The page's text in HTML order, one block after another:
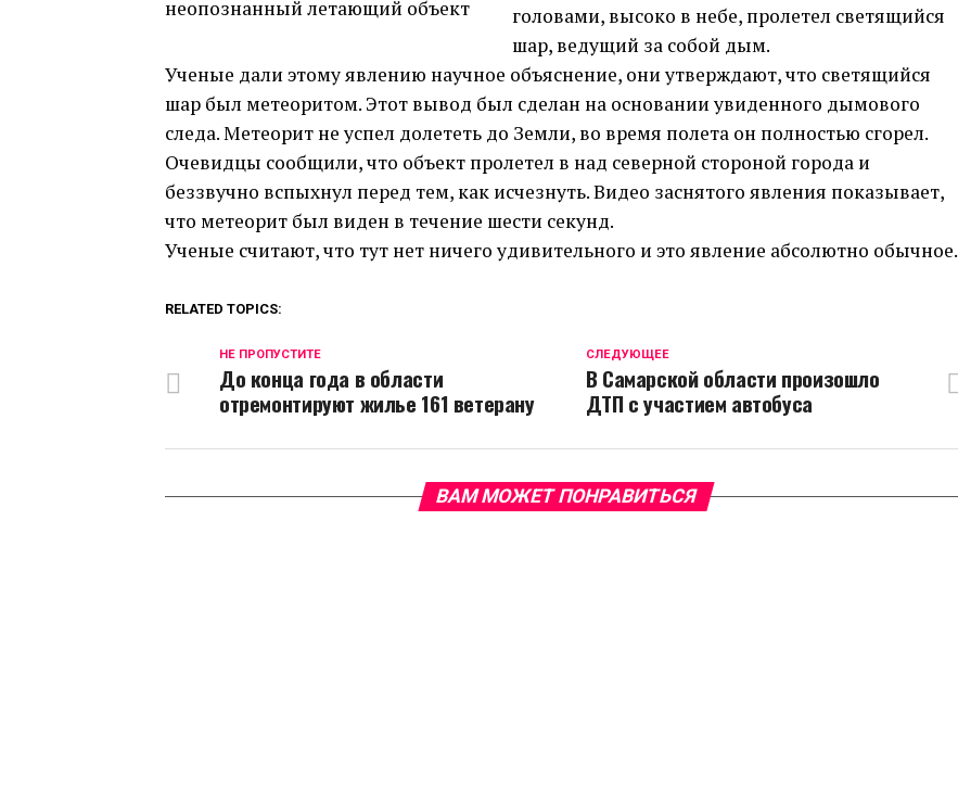
головами, высоко в небе, пролетел светящийся
шар, ведущий за собой дым.
Ученые дали этому явлению научное объяснение, они утверждают, что светящийся
шар был метеоритом. Этот вывод был сделан на основании увиденного дымового
следа. Метеорит не успел долететь до Земли, во время полета он полностью сгорел.
Очевидцы сообщили, что объект пролетел в над северной стороной города и
беззвучно вспыхнул перед тем, как исчезнуть. Видео заснятого явления показывает,
что метеорит был виден в течение шести секунд.
Ученые считают, что тут нет ничего удивительного и это явление абсолютно обычное.
RELATED TOPICS:
CЛЕДУЮЩЕЕ
В Самарской области произошло
ДТП с участием автобуса
НЕ ПРОПУСТИТЕ
До конца года в области
отремонтируют жилье 161 ветерану
ВАМ МОЖЕТ ПОНРАВИТЬСЯ